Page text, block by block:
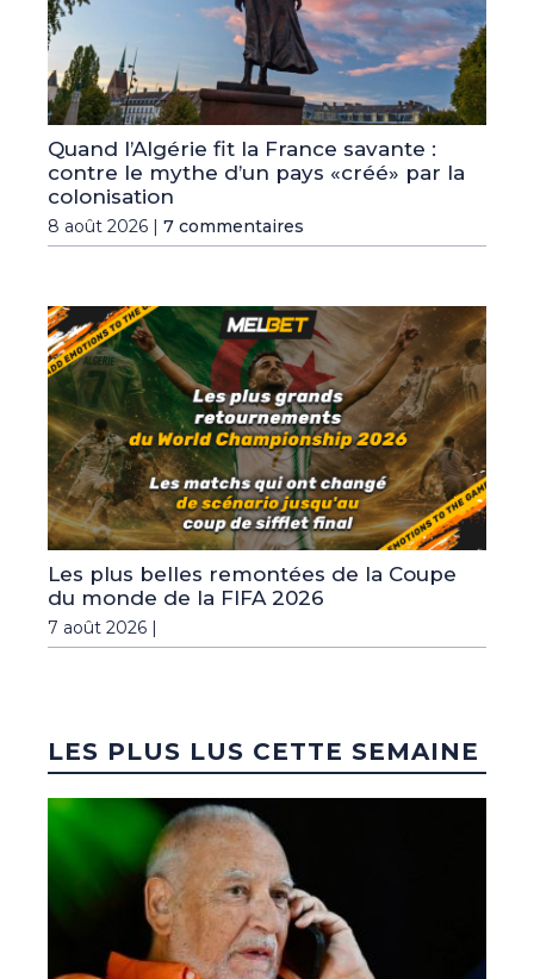
Quand l’Algérie fit la France savante :
contre le mythe d’un pays «créé» par la
colonisation
8 août 2026 | 7 commentaires
Les plus belles remontées de la Coupe
du monde de la FIFA 2026
7 août 2026 |
LES PLUS LUS CETTE SEMAINE